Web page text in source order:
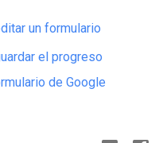
un formulario
el progreso
de Google